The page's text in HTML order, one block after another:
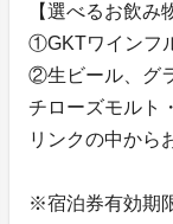
【選べるお飲
①GKTワインフ
②生ビール、グ
チローズモルト
リンクの中から
※宿泊券有効期